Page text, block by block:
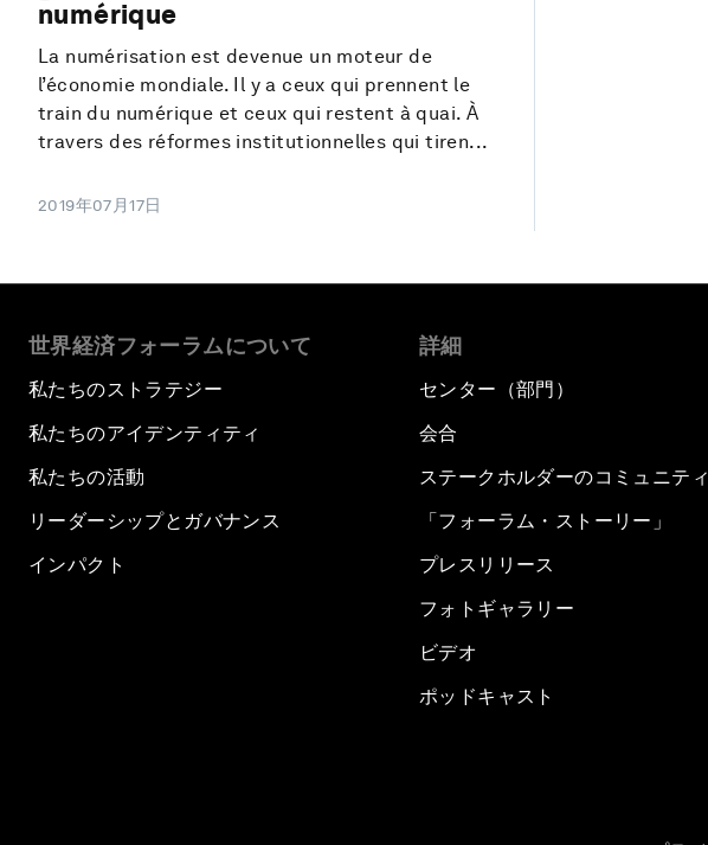
numérique
La numérisation est devenue un moteur de
l’économie mondiale. Il y a ceux qui prennent le
train du numérique et ceux qui restent à quai. À
travers des réformes institutionnelles qui tiren...
2019年07月17日
世界経済フォーラムについて
私たちのストラテジー
私たちのアイデンティティ
私たちの活動
リーダーシップとガバナンス
インパクト
詳細
センター（部門）
会合
ステークホルダーのコミュニティ
「フォーラム・ストーリー」
プレスリリース
フォトギャラリー
ビデオ
ポッドキャスト